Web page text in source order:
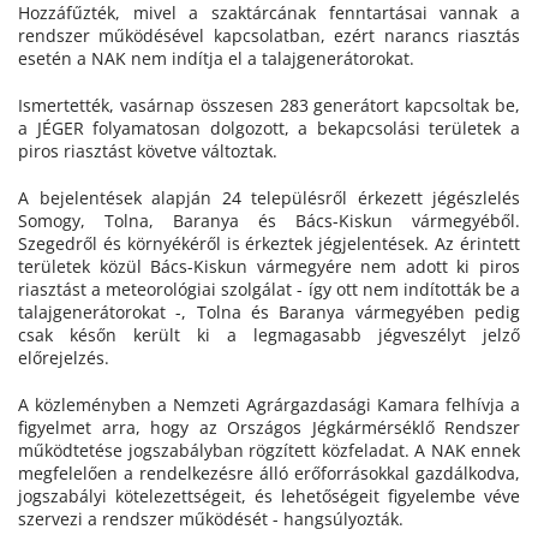
Hozzáfűzték, mivel a szaktárcának fenntartásai vannak a
rendszer működésével kapcsolatban, ezért narancs riasztás
esetén a NAK nem indítja el a talajgenerátorokat.
Ismertették, vasárnap összesen 283 generátort kapcsoltak be,
a JÉGER folyamatosan dolgozott, a bekapcsolási területek a
piros riasztást követve változtak.
A bejelentések alapján 24 településről érkezett jégészlelés
Somogy, Tolna, Baranya és Bács-Kiskun vármegyéből.
Szegedről és környékéről is érkeztek jégjelentések. Az érintett
területek közül Bács-Kiskun vármegyére nem adott ki piros
riasztást a meteorológiai szolgálat - így ott nem indították be a
talajgenerátorokat -, Tolna és Baranya vármegyében pedig
csak későn került ki a legmagasabb jégveszélyt jelző
előrejelzés.
A közleményben a Nemzeti Agrárgazdasági Kamara felhívja a
figyelmet arra, hogy az Országos Jégkármérséklő Rendszer
működtetése jogszabályban rögzített közfeladat. A NAK ennek
megfelelően a rendelkezésre álló erőforrásokkal gazdálkodva,
jogszabályi kötelezettségeit, és lehetőségeit figyelembe véve
szervezi a rendszer működését - hangsúlyozták.